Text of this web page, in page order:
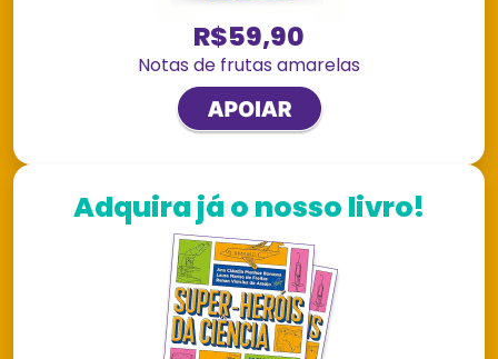
R$59,90
Notas de frutas amarelas
Adquira já o nosso livro!